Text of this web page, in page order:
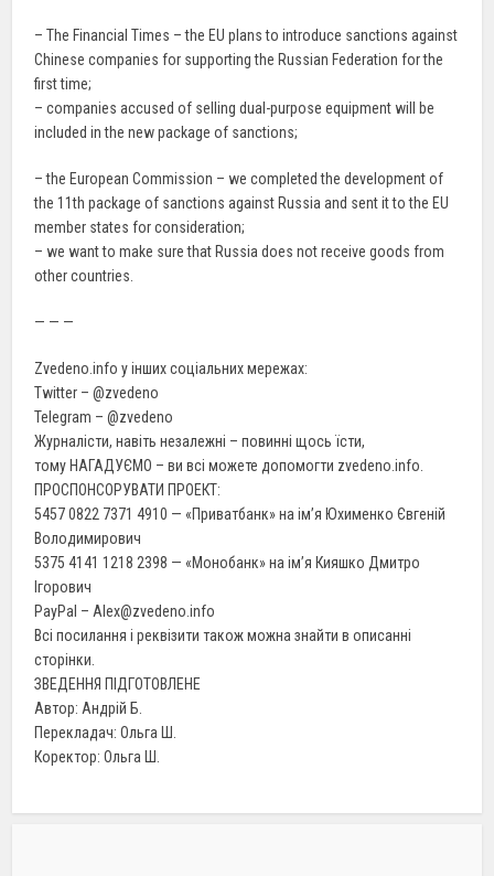
– The Financial Times – the EU plans to introduce sanctions against
Chinese companies for supporting the Russian Federation for the
first time;
– companies accused of selling dual-purpose equipment will be
included in the new package of sanctions;
– the European Commission – we completed the development of
the 11th package of sanctions against Russia and sent it to the EU
member states for consideration;
– we want to make sure that Russia does not receive goods from
other countries.
— — —
Zvedeno.info у інших соціальних мережах:
Twitter – @zvedeno
Telegram – @zvedeno
Журналісти, навіть незалежні – повинні щось їсти,
тому НАГАДУЄМО – ви всі можете допомогти zvedeno.info.
ПРОСПОНСОРУВАТИ ПРОЕКТ:
5457 0822 7371 4910 — «Приватбанк» на ім’я Юхименко Євгеній
Володимирович
5375 4141 1218 2398 — «Монобанк» на ім’я Кияшко Дмитро
Ігорович
PayPal – Alex@zvedeno.info
Всі посилання і реквізити також можна знайти в описанні
сторінки.
ЗВЕДЕННЯ ПІДГОТОВЛЕНЕ
Автор: Андрій Б.
Перекладач: Ольга Ш.
Коректор: Ольга Ш.